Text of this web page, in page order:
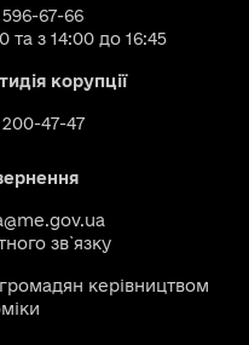
67-66
з 14:00 до 16:45
корупції
47-47
зв`язку
керівництвом